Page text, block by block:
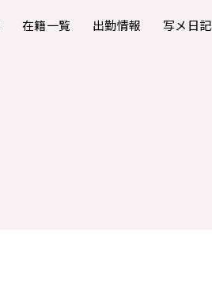
在籍一覧 出勤情報 写メ日記